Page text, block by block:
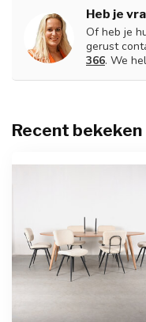
Heb je
Of heb je
gerust
366. We
Recent bekeken